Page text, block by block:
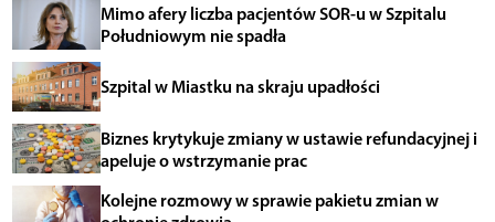
Mimo afery liczba pacjentów SOR-u w Szpitalu
Południowym nie spadła
Szpital w Miastku na skraju upadłości
Biznes krytykuje zmiany w ustawie refundacyjnej i
apeluje o wstrzymanie prac
Kolejne rozmowy w sprawie pakietu zmian w